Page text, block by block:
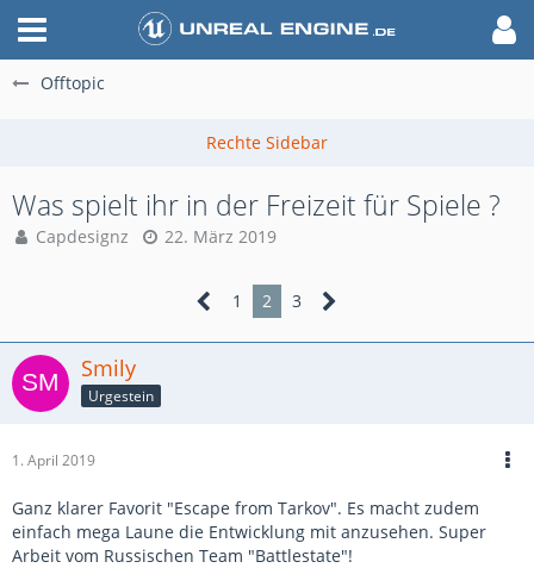
Offtopic
Was spielt ihr in der Freizeit für Spiele ?
Capdesignz 22. März 2019
1 2 3
Smily
Urgestein
1. April 2019
Ganz klarer Favorit "Escape from Tarkov". Es macht zudem
einfach mega Laune die Entwicklung mit anzusehen. Super
Arbeit vom Russischen Team "Battlestate"!